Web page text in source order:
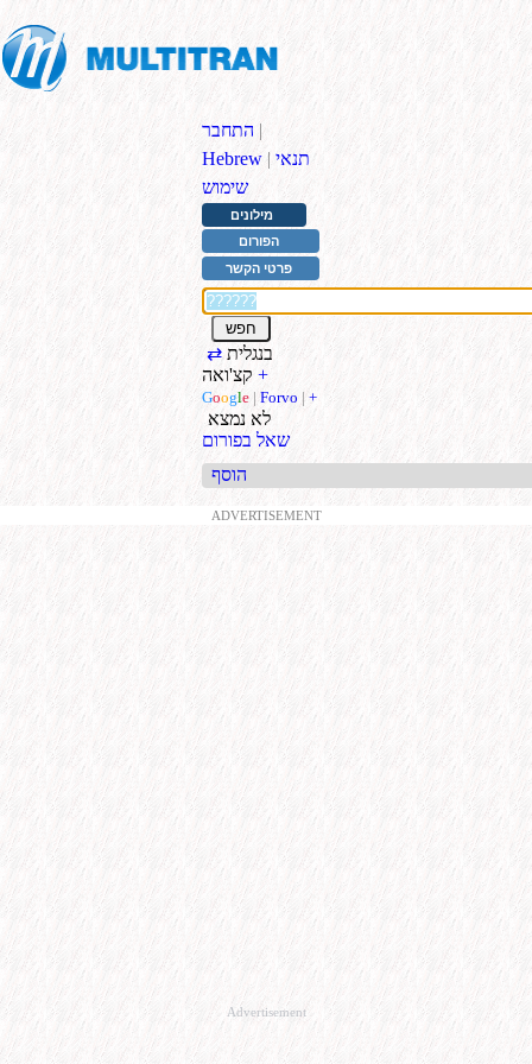
התחבר |
Hebrew | תנאי
שימוש
מילונים
הפורום
פרטי הקשר
בנגלית ⇄
+
Google | Forvo | +
לא נמצא
שאל בפורום
הוסף
ADVERTISEMENT
Advertisement